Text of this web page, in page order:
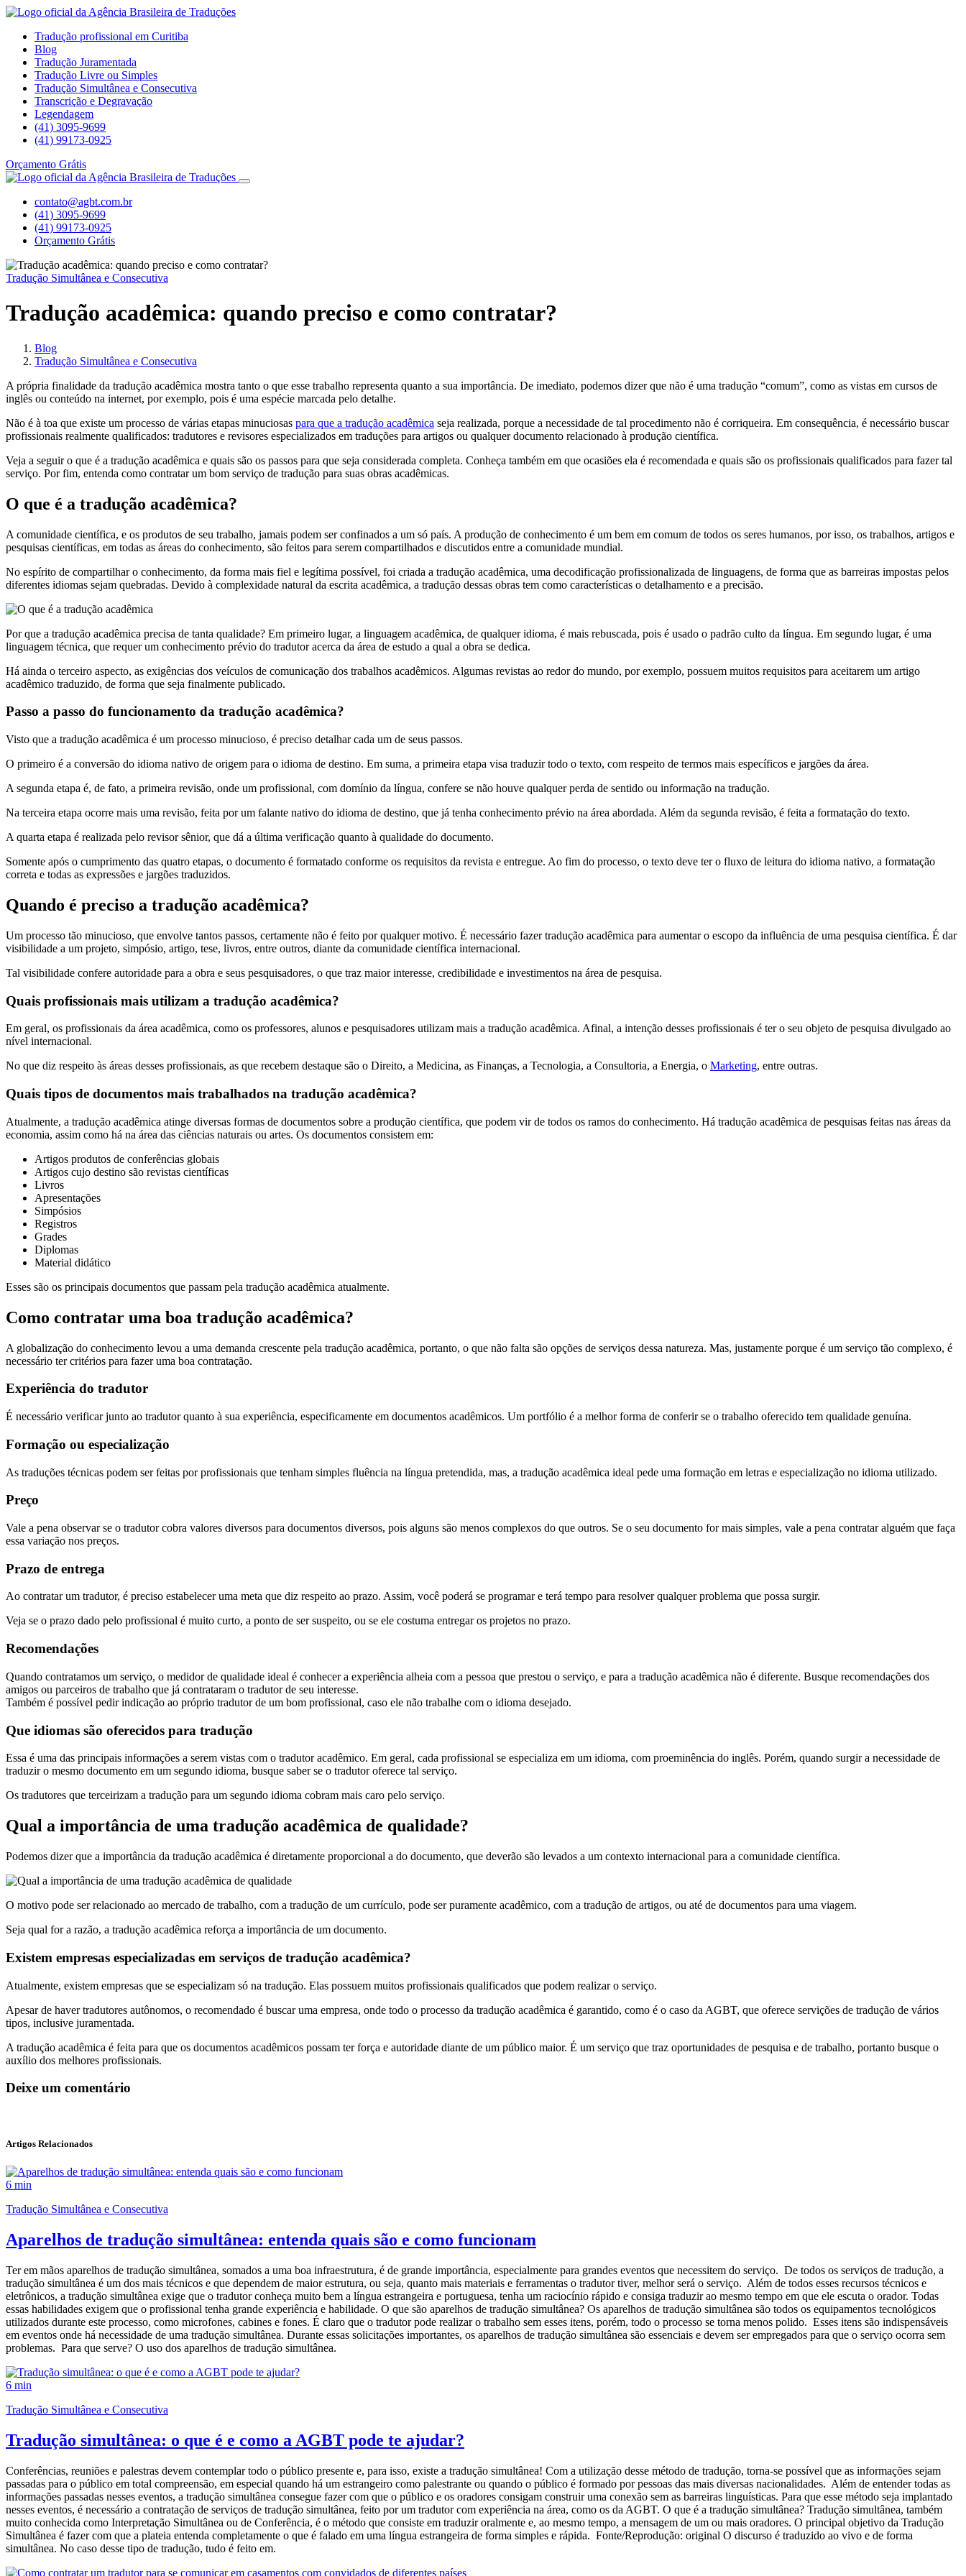
Tradução profissional em Curitiba
Blog
Tradução Juramentada
Tradução Livre ou Simples
Tradução Simultânea e Consecutiva
Transcrição e Degravação
Legendagem
(41) 3095-9699
(41) 99173-0925
Orçamento Grátis
contato@agbt.com.br
(41) 3095-9699
(41) 99173-0925
Orçamento Grátis
Tradução Simultânea e Consecutiva
Tradução acadêmica: quando preciso e como contratar?
Blog
Tradução Simultânea e Consecutiva
A própria finalidade da tradução acadêmica mostra tanto o que esse trabalho representa quanto a sua importância. De imediato, podemos dizer que não é uma tradução “comum”, como as vistas em cursos de
inglês ou conteúdo na internet, por exemplo, pois é uma espécie marcada pelo detalhe.
Não é à toa que existe um processo de várias etapas minuciosas para que a tradução acadêmica seja realizada, porque a necessidade de tal procedimento não é corriqueira. Em consequência, é necessário buscar
profissionais realmente qualificados: tradutores e revisores especializados em traduções para artigos ou qualquer documento relacionado à produção científica.
Veja a seguir o que é a tradução acadêmica e quais são os passos para que seja considerada completa. Conheça também em que ocasiões ela é recomendada e quais são os profissionais qualificados para fazer tal
serviço. Por fim, entenda como contratar um bom serviço de tradução para suas obras acadêmicas.
O que é a tradução acadêmica?
A comunidade científica, e os produtos de seu trabalho, jamais podem ser confinados a um só país. A produção de conhecimento é um bem em comum de todos os seres humanos, por isso, os trabalhos, artigos e
pesquisas científicas, em todas as áreas do conhecimento, são feitos para serem compartilhados e discutidos entre a comunidade mundial.
No espírito de compartilhar o conhecimento, da forma mais fiel e legítima possível, foi criada a tradução acadêmica, uma decodificação profissionalizada de linguagens, de forma que as barreiras impostas pelos
diferentes idiomas sejam quebradas. Devido à complexidade natural da escrita acadêmica, a tradução dessas obras tem como características o detalhamento e a precisão.
Por que a tradução acadêmica precisa de tanta qualidade? Em primeiro lugar, a linguagem acadêmica, de qualquer idioma, é mais rebuscada, pois é usado o padrão culto da língua. Em segundo lugar, é uma
linguagem técnica, que requer um conhecimento prévio do tradutor acerca da área de estudo a qual a obra se dedica.
Há ainda o terceiro aspecto, as exigências dos veículos de comunicação dos trabalhos acadêmicos. Algumas revistas ao redor do mundo, por exemplo, possuem muitos requisitos para aceitarem um artigo
acadêmico traduzido, de forma que seja finalmente publicado.
Passo a passo do funcionamento da tradução acadêmica?
Visto que a tradução acadêmica é um processo minucioso, é preciso detalhar cada um de seus passos.
O primeiro é a conversão do idioma nativo de origem para o idioma de destino. Em suma, a primeira etapa visa traduzir todo o texto, com respeito de termos mais específicos e jargões da área.
A segunda etapa é, de fato, a primeira revisão, onde um profissional, com domínio da língua, confere se não houve qualquer perda de sentido ou informação na tradução.
Na terceira etapa ocorre mais uma revisão, feita por um falante nativo do idioma de destino, que já tenha conhecimento prévio na área abordada. Além da segunda revisão, é feita a formatação do texto.
A quarta etapa é realizada pelo revisor sênior, que dá a última verificação quanto à qualidade do documento.
Somente após o cumprimento das quatro etapas, o documento é formatado conforme os requisitos da revista e entregue. Ao fim do processo, o texto deve ter o fluxo de leitura do idioma nativo, a formatação
correta e todas as expressões e jargões traduzidos.
Quando é preciso a tradução acadêmica?
Um processo tão minucioso, que envolve tantos passos, certamente não é feito por qualquer motivo. É necessário fazer tradução acadêmica para aumentar o escopo da influência de uma pesquisa científica. É dar
visibilidade a um projeto, simpósio, artigo, tese, livros, entre outros, diante da comunidade científica internacional.
Tal visibilidade confere autoridade para a obra e seus pesquisadores, o que traz maior interesse, credibilidade e investimentos na área de pesquisa.
Quais profissionais mais utilizam a tradução acadêmica?
Em geral, os profissionais da área acadêmica, como os professores, alunos e pesquisadores utilizam mais a tradução acadêmica. Afinal, a intenção desses profissionais é ter o seu objeto de pesquisa divulgado ao
nível internacional.
No que diz respeito às áreas desses profissionais, as que recebem destaque são o Direito, a Medicina, as Finanças, a Tecnologia, a Consultoria, a Energia, o Marketing, entre outras.
Quais tipos de documentos mais trabalhados na tradução acadêmica?
Atualmente, a tradução acadêmica atinge diversas formas de documentos sobre a produção científica, que podem vir de todos os ramos do conhecimento. Há tradução acadêmica de pesquisas feitas nas áreas da
economia, assim como há na área das ciências naturais ou artes. Os documentos consistem em:
Artigos produtos de conferências globais
Artigos cujo destino são revistas científicas
Livros
Apresentações
Simpósios
Registros
Grades
Diplomas
Material didático
Esses são os principais documentos que passam pela tradução acadêmica atualmente.
Como contratar uma boa tradução acadêmica?
A globalização do conhecimento levou a uma demanda crescente pela tradução acadêmica, portanto, o que não falta são opções de serviços dessa natureza. Mas, justamente porque é um serviço tão complexo, é
necessário ter critérios para fazer uma boa contratação.
Experiência do tradutor
É necessário verificar junto ao tradutor quanto à sua experiência, especificamente em documentos acadêmicos. Um portfólio é a melhor forma de conferir se o trabalho oferecido tem qualidade genuína.
Formação ou especialização
As traduções técnicas podem ser feitas por profissionais que tenham simples fluência na língua pretendida, mas, a tradução acadêmica ideal pede uma formação em letras e especialização no idioma utilizado.
Preço
Vale a pena observar se o tradutor cobra valores diversos para documentos diversos, pois alguns são menos complexos do que outros. Se o seu documento for mais simples, vale a pena contratar alguém que faça
essa variação nos preços.
Prazo de entrega
Ao contratar um tradutor, é preciso estabelecer uma meta que diz respeito ao prazo. Assim, você poderá se programar e terá tempo para resolver qualquer problema que possa surgir.
Veja se o prazo dado pelo profissional é muito curto, a ponto de ser suspeito, ou se ele costuma entregar os projetos no prazo.
Recomendações
Quando contratamos um serviço, o medidor de qualidade ideal é conhecer a experiência alheia com a pessoa que prestou o serviço, e para a tradução acadêmica não é diferente. Busque recomendações dos
amigos ou parceiros de trabalho que já contrataram o tradutor de seu interesse.
Também é possível pedir indicação ao próprio tradutor de um bom profissional, caso ele não trabalhe com o idioma desejado.
Que idiomas são oferecidos para tradução
Essa é uma das principais informações a serem vistas com o tradutor acadêmico. Em geral, cada profissional se especializa em um idioma, com proeminência do inglês. Porém, quando surgir a necessidade de
traduzir o mesmo documento em um segundo idioma, busque saber se o tradutor oferece tal serviço.
Os tradutores que terceirizam a tradução para um segundo idioma cobram mais caro pelo serviço.
Qual a importância de uma tradução acadêmica de qualidade?
Podemos dizer que a importância da tradução acadêmica é diretamente proporcional a do documento, que deverão são levados a um contexto internacional para a comunidade científica.
O motivo pode ser relacionado ao mercado de trabalho, com a tradução de um currículo, pode ser puramente acadêmico, com a tradução de artigos, ou até de documentos para uma viagem.
Seja qual for a razão, a tradução acadêmica reforça a importância de um documento.
Existem empresas especializadas em serviços de tradução acadêmica?
Atualmente, existem empresas que se especializam só na tradução. Elas possuem muitos profissionais qualificados que podem realizar o serviço.
Apesar de haver tradutores autônomos, o recomendado é buscar uma empresa, onde todo o processo da tradução acadêmica é garantido, como é o caso da AGBT, que oferece servições de tradução de vários
tipos, inclusive juramentada.
A tradução acadêmica é feita para que os documentos acadêmicos possam ter força e autoridade diante de um público maior. É um serviço que traz oportunidades de pesquisa e de trabalho, portanto busque o
auxílio dos melhores profissionais.
Deixe um comentário
Artigos Relacionados
6 min
Tradução Simultânea e Consecutiva
Aparelhos de tradução simultânea: entenda quais são e como funcionam
Ter em mãos aparelhos de tradução simultânea, somados a uma boa infraestrutura, é de grande importância, especialmente para grandes eventos que necessitem do serviço. De todos os serviços de tradução, a
tradução simultânea é um dos mais técnicos e que dependem de maior estrutura, ou seja, quanto mais materiais e ferramentas o tradutor tiver, melhor será o serviço. Além de todos esses recursos técnicos e
eletrônicos, a tradução simultânea exige que o tradutor conheça muito bem a língua estrangeira e portuguesa, tenha um raciocínio rápido e consiga traduzir ao mesmo tempo em que ele escuta o orador. Todas
essas habilidades exigem que o profissional tenha grande experiência e habilidade. O que são aparelhos de tradução simultânea? Os aparelhos de tradução simultânea são todos os equipamentos tecnológicos
utilizados durante este processo, como microfones, cabines e fones. É claro que o tradutor pode realizar o trabalho sem esses itens, porém, todo o processo se torna menos polido. Esses itens são indispensáveis
em eventos onde há necessidade de uma tradução simultânea. Durante essas solicitações importantes, os aparelhos de tradução simultânea são essenciais e devem ser empregados para que o serviço ocorra sem
problemas. Para que serve? O uso dos aparelhos de tradução simultânea.
6 min
Tradução Simultânea e Consecutiva
Tradução simultânea: o que é e como a AGBT pode te ajudar?
Conferências, reuniões e palestras devem contemplar todo o público presente e, para isso, existe a tradução simultânea! Com a utilização desse método de tradução, torna-se possível que as informações sejam
passadas para o público em total compreensão, em especial quando há um estrangeiro como palestrante ou quando o público é formado por pessoas das mais diversas nacionalidades. Além de entender todas as
informações passadas nesses eventos, a tradução simultânea consegue fazer com que o público e os oradores consigam construir uma conexão sem as barreiras linguísticas. Para que esse método seja implantado
nesses eventos, é necessário a contratação de serviços de tradução simultânea, feito por um tradutor com experiência na área, como os da AGBT. O que é a tradução simultânea? Tradução simultânea, também
muito conhecida como Interpretação Simultânea ou de Conferência, é o método que consiste em traduzir oralmente e, ao mesmo tempo, a mensagem de um ou mais oradores. O principal objetivo da Tradução
Simultânea é fazer com que a plateia entenda completamente o que é falado em uma língua estrangeira de forma simples e rápida. Fonte/Reprodução: original O discurso é traduzido ao vivo e de forma
simultânea. No caso desse tipo de tradução, tudo é feito em.